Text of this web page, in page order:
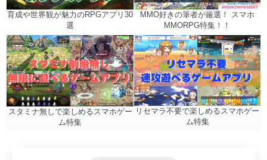
育成や世界観が魅力のRPGアプリ30
選
MMO好きの筆者が厳選！ スマホ
MMORPG特集！！
スタミナ無しで楽しめるスマホゲー
ム特集
リセマラ不要で楽しめるスマホゲー
ム特集